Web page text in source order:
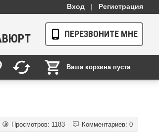
Вход | Регистрация
ПЕРЕЗВОНИТЕ МНЕ
Ваша корзина пуста
Комментариев: 0
Просмотров: 1183